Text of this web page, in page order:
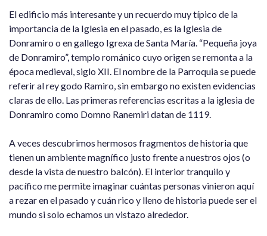
El edificio más interesante y un recuerdo muy típico de la
importancia de la Iglesia en el pasado, es la Iglesia de
Donramiro o en gallego Igrexa de Santa María. “Pequeña joya
de Donramiro”, templo románico cuyo origen se remonta a la
época medieval, siglo XII. El nombre de la Parroquia se puede
referir al rey godo Ramiro, sin embargo no existen evidencias
claras de ello. Las primeras referencias escritas a la iglesia de
Donramiro como Domno Ranemiri datan de 1119.
A veces descubrimos hermosos fragmentos de historia que
tienen un ambiente magnífico justo frente a nuestros ojos (o
desde la vista de nuestro balcón). El interior tranquilo y
pacífico me permite imaginar cuántas personas vinieron aquí
a rezar en el pasado y cuán rico y lleno de historia puede ser el
mundo si solo echamos un vistazo alrededor.